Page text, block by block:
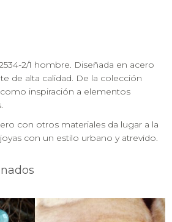
2/1 hombre. Diseñada en acero
de alta calidad. De la colección
inspiración a elementos
con otros materiales da lugar a la
con un estilo urbano y atrevido.